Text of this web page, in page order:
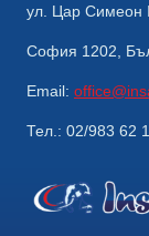
ул. Цар Симеон
София 1202,
Email:
Тел.: 02/983 62